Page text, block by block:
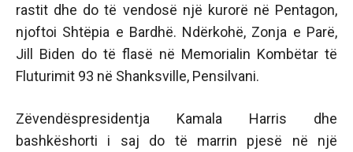
rastit dhe do të vendosë një kurorë në Pentagon,
njoftoi Shtëpia e Bardhë. Ndërkohë, Zonja e Parë,
Jill Biden do të flasë në Memorialin Kombëtar të
Fluturimit 93 në Shanksville, Pensilvani.
Zëvendëspresidentja Kamala Harris dhe
bashkëshorti i saj do të marrin pjesë në një